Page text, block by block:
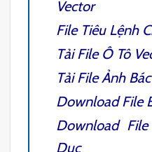
Vector
File Tiêu Lệnh
Tải File Ô Tô
Tải FileẢnh
Download File
Download
Dục